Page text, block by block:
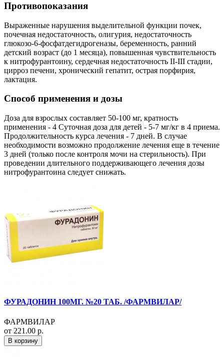
Противопоказания
Выраженные нарушения выделительной функции почек,
почечная недостаточность, олигурия, недостаточность
глюкозо-6-фосфатдегидрогеназы, беременность, ранний
детский возраст (до 1 месяца), повышенная чувствительность
к нитрофурантоину, сердечная недостаточность II-III стадии,
цирроз печени, хронический гепатит, острая порфирия,
лактация.
Способ применения и дозы
Доза для взрослых составляет 50-100 мг, кратность
применения - 4 Суточная доза для детей - 5-7 мг/кг в 4 приема.
Продолжительность курса лечения - 7 дней. В случае
необходимости возможно продолжение лечения еще в течение
3 дней (только после контроля мочи на стерильность). При
проведении длительного поддерживающего лечения дозы
нитрофурантоина следует снижать.
ФУРАДОНИН 100МГ. №20 ТАБ. /ФАРМВИЛАР/
ФАРМВИЛАР
от 221.00 р.
В корзину